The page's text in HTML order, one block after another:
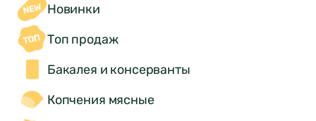
Новинки
Топ продаж
Бакалея и консерванты
Копчения мясные
Понятно